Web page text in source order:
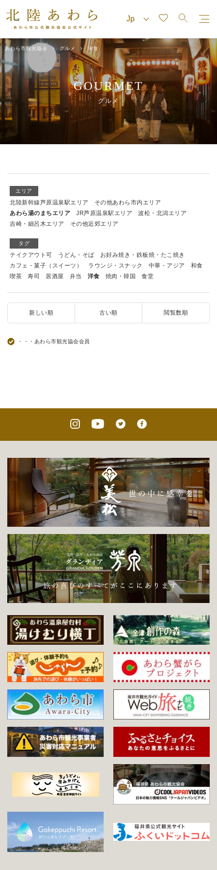
あわら市観光協会 グルメ 洋食
GOURMET
グルメ
エリア
北陸新幹線芦原温泉駅エリア
その他あわら市内エリア
あわら湯のまちエリア
JR芦原温泉駅エリア
波松・北潟エリア
吉崎・細呂木エリア
その他近郊エリア
タグ
テイクアウト可 うどん・そば
お好み焼き・鉄板焼・たこ焼き
カフェ・菓子（スイーツ）
ラウンジ・スナック 中華・アジア
和食
喫茶
寿司 居酒屋 弁当 洋食 焼肉・韓国 食堂
新しい順 古い順 閲覧数順
・・・あわら市観光協会会員